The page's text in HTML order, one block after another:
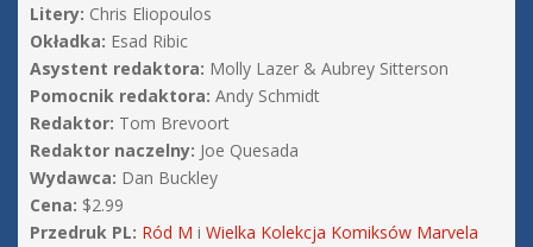
Litery: Chris Eliopoulos
Okładka: Esad Ribic
Asystent redaktora: Molly Lazer & Aubrey Sitterson
Pomocnik redaktora: Andy Schmidt
Redaktor: Tom Brevoort
Redaktor naczelny: Joe Quesada
Wydawca: Dan Buckley
Cena: $2.99
Przedruk PL: Ród M i Wielka Kolekcja Komiksów Marvela